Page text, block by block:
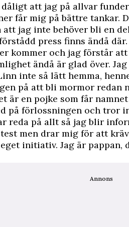
dåligt att jag på allvar
får mig på bättre tankar.
jag inte behöver bli en
press finns ändå där.
kommer och jag förstår att
ändå är glad över.
inte så lätt hemma,
på att bli mormor redan
är en pojke som får
på förlossningen och tror
reda på allt så jag blir
men drar mig för att
initiativ. Jag är pappan,
Annons